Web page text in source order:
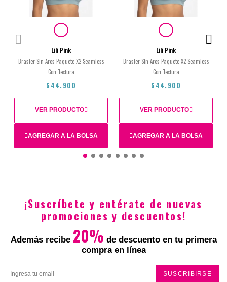
Lili Pink
Brasier Sin Aros Paquete X2 Seamless
Con Textura
$44.900
AGREGAR A LA BOLSA
VER PRODUCTO
$44.900
Lili Pink
Brasier Sin Aros Paquete X2 Seamless
Con Textura
$44.900
AGREGAR A LA BOLSA
VER PRODUCTO
$44.900
¡Suscríbete y entérate de nuevas
promociones y descuentos!
Además recibe 20% de descuento en tu primera
compra en línea
SUSCRIBIRSE